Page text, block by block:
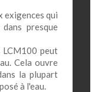
exigences qui
presque
peut
Cela ouvre
la plupart
à l'eau.